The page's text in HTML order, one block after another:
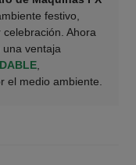
festivo,
Ahora
ventaja
,
el medio ambiente.